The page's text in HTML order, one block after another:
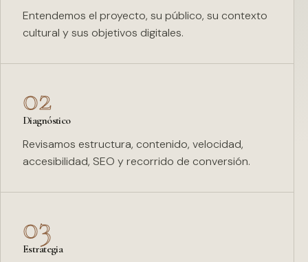
Entendemos el proyecto, su público, su contexto
cultural y sus objetivos digitales.
02
Diagnóstico
Revisamos estructura, contenido, velocidad,
accesibilidad, SEO y recorrido de conversión.
03
Estrategia